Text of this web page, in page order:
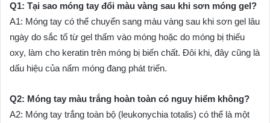
Q1: Tại sao móng tay đổi màu vàng sau khi sơn móng gel?
A1: Móng tay có thể chuyển sang màu vàng sau khi sơn gel lâu
ngày do sắc tố từ gel thấm vào móng hoặc do móng bị thiếu
oxy, làm cho keratin trên móng bị biến chất. Đôi khi, đây cũng là
dấu hiệu của nấm móng đang phát triển.
Q2: Móng tay màu trắng hoàn toàn có nguy hiểm không?
A2: Móng tay trắng toàn bộ (leukonychia totalis) có thể là một